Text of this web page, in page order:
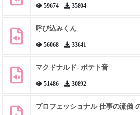
59674 35804
呼び込みくん
56068 33641
マクドナルド- ポテト音
51486 30892
プロフェッショナル 仕事の流儀